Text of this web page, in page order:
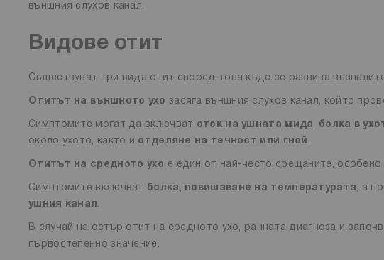
външния слухов канал.
Видове отит
Съществуват три вида отит според това къде се развива
Отитът на външното ухо засяга външния слухов канал, който
Симптомите могат да включват оток на ушната мида, болка в
около ухото, както и отделяне на течност или гной .
Отитът на средното ухо е един от най-често срещаните, особено
Симптомите включват болка , повишаване на температурата, а
ушния канал.
В случай на остър отит на средното ухо, ранната диагноза и
първостепенно значение.